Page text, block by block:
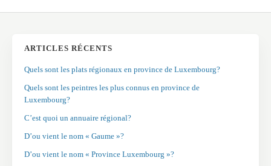
ARTICLES RÉCENTS
Quels sont les plats régionaux en province de Luxembourg?
Quels sont les peintres les plus connus en province de
Luxembourg?
C’est quoi un annuaire régional?
D’ou vient le nom « Gaume »?
D’ou vient le nom « Province Luxembourg »?